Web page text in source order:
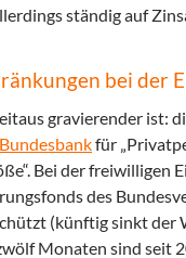
ständig auf
bei der
gravierender ist:
Bundesbankfür
Bei der freiwilligen
des
(künftig sinkt der
Monaten sind seit